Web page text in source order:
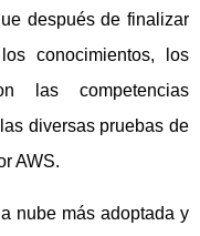
después de finalizar
conocimientos, los
las competencias
diversas pruebas de
AWS.
nube más adoptada y